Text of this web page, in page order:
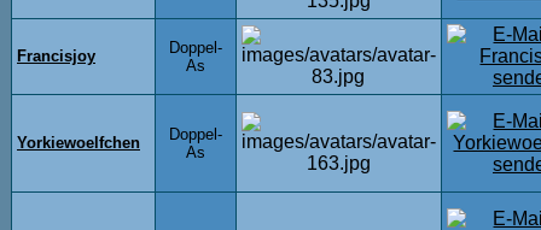
Francisjoy
Doppel-
As
Yorkiewoelfchen
Doppel-
As